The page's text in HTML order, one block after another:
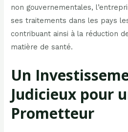
non gouvernementales,
ses traitements dans les pays
contribuant ainsi à la réduction
matière de santé.
Un
Judicieux pour
Prometteur